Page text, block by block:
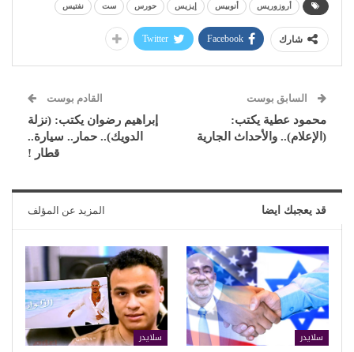
أروزوريس أنوبيس إيزيس حورس ست نفتيس
شارك Facebook
Twitter
السابق بوست
محمود عطية يكتب:
(الإعلام).. والأحداث الجارية
القادم بوست
إبراهيم رضوان يكتب: (نزلة
الدويك).. حمار.. سيارة..
قطار !
قد يعجبك ايضا المزيد عن المؤلف
سلايدر سلايدر